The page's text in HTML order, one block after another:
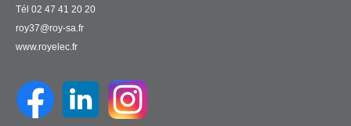
Tél 02 47 41 20 20
roy37@roy-sa.fr
www.royelec.fr